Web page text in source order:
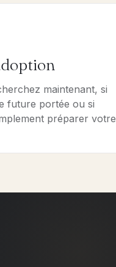
maintenant, si
future portée ou si
préparer votre